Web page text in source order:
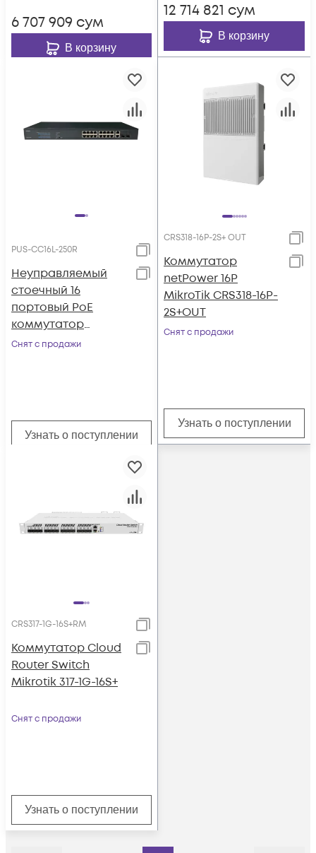
6 707 909 сум
В корзину
12 714 821 сум
В корзину
PUS-CC16L-250R
Неуправляемый
стоечный 16
портовый PoE
коммутатор
POWERTONE PUS-
Снят с продажи
Узнать о поступлении
CRS318-16P-2S+ OUT
Коммутатор
netPower 16P
MikroTik CRS318-16P-
2S+OUT
Снят с продажи
Узнать о поступлении
CRS317-1G-16S+RM
Коммутатор Cloud
Router Switch
Mikrotik 317-1G-16S+
Снят с продажи
Узнать о поступлении